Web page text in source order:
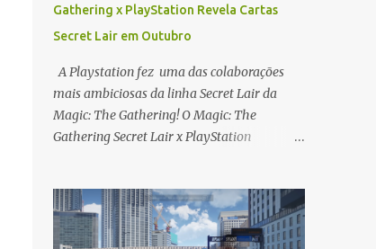
Gathering x PlayStation Revela Cartas
Secret Lair em Outubro
A Playstation fez uma das colaborações
mais ambiciosas da linha Secret Lair da
Magic: The Gathering! O Magic: The
Gathering Secret Lair x PlayStation
únicos, cada um focado em uma aclamada
franquia exclusiva da PlayStation,
transformando seus personagens, locais e